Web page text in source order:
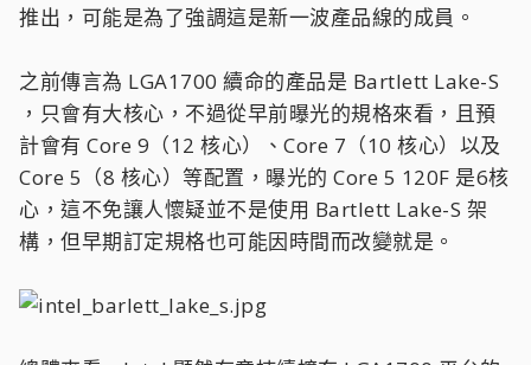
推出，可能是為了強調這是新一波產品線的成員。
之前傳言為 LGA1700 續命的產品是 Bartlett Lake-S
，只會有大核心，不過從早前曝光的規格來看，且預
計會有 Core 9（12 核心）、Core 7（10 核心）以及
Core 5（8 核心）等配置，曝光的 Core 5 120F 是6核
心，這不免讓人懷疑並不是使用 Bartlett Lake-S 架
構，但早期訂定規格也可能因時間而改變就是。